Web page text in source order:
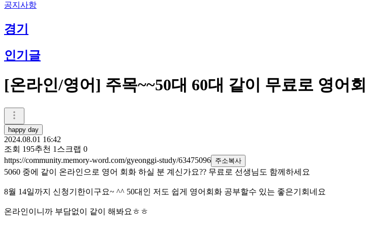
공지사항
경기
인기글
[온라인/영어] 주목~~50대 60대 같이 무료로 영어
happy day
2024.08.01 16:42
조회 195추천 1 스크랩 0
https://community.memory-word.com/gyeonggi-study/63475096 주소복사
5060 중에 같이 온라인으로 영어 회화 하실 분 계신가요?? 무료로 선생님도 함께하세요
8월 14일까지 신청기한이구요~ ^^ 50대인 저도 쉽게 영어회화 공부할수 있는 좋은기회네요 ​
온라인이니까 부담없이 같이 해봐요ㅎㅎ